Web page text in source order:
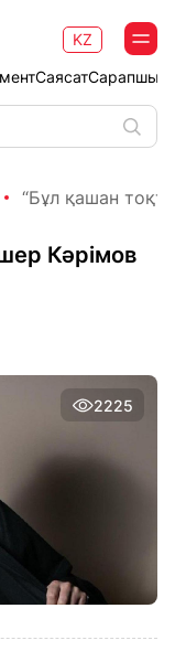
Саясат
KZ
“Бұл қашан
Кәрімов
2225